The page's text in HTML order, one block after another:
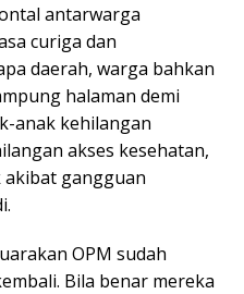
antarwarga
curiga dan
daerah, warga bahkan
halaman demi
anak kehilangan
akses kesehatan,
gangguan
OPM sudah
Bila benar mereka